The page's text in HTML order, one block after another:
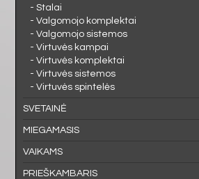
- Stalai
- Valgomojo komplektai
- Valgomojo sistemos
- Virtuvės kampai
- Virtuvės komplektai
- Virtuvės sistemos
- Virtuvės spintelės
SVETAINĖ
MIEGAMASIS
VAIKAMS
PRIEŠKAMBARIS